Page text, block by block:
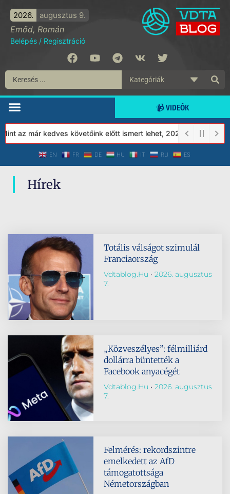
2026. augusztus 9.
Emőd, Román
Belépés / Regisztráció
📹 VIDEÓK
az már kedves követőink előtt ismert lehet, 2023-tól a Védett
EN FR DE HU IT RU ES
Hírek
Totális válságot szimulál
Franciaország
Vdtablog.hu
2026. augusztus
7.
„Közveszélyes”: félmilliárd
dollárra büntették a
Facebook anyacégét
Vdtablog.hu
2026. augusztus
7.
Felmérés: rekordszintre
emelkedett az AfD
támogatottsága
Németországban